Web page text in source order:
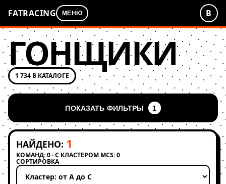
FATRACING МЕНЮ В
ГОНЩИКИ
1 734 В КАТАЛОГЕ
ПОКАЗАТЬ ФИЛЬТРЫ 1
НАЙДЕНО: 1
КОМАНД: 0 · С КЛАСТЕРОМ MCS: 0
СОРТИРОВКА
Применить сортировку